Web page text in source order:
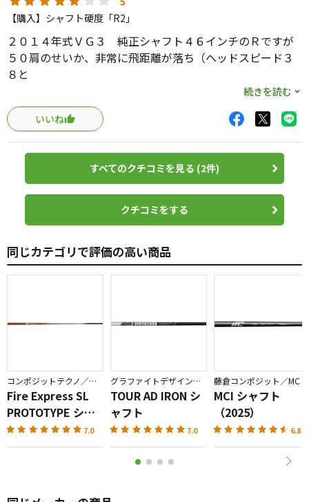
【購入】シャフト硬度「R2」
２０１４年式ＶＧ３ 純正シャフト４６インチのＲですが
５０肩のせいか、非常に飛距離が落ち（ヘッドスピード３
８と
とほほな状況）１９０Ｙプラスマイナス１０Ｙの ていた
らくに・・・
ＤＲ以外もヤマハの２０１８年式REXのＦＷ、UTに変
更、
シャフトをフジクラエボ４のＲ、ＳＲに変更しましたの
で・・
その流れで、このヘッドにエボ４の４７４のＲ２の４７
特注で作成しました。（大枚４万円で作成、ＤＲは中古で
2.3万で購入したのに・・）
らない）
距離も２００Ｙがやっとコンスタントにでるよう・・
これでホワイトからまわり AV８０台中盤を目指しま
す。
続きを読む
いいね
すべてのクチコミを見る (2件)
クチコミをする
同じカテゴリで評価の高い商品
コンポジットテクノ／ファイアーエクスプレス
Fire Express SL
PROTOTYPE シャ
フト
7.0
グラファイトデザイン／TOUR AD
TOUR AD IRON シ
ャフト
7.0
藤倉コンポジット／MC
MCI シャフト
（2025）
6.8